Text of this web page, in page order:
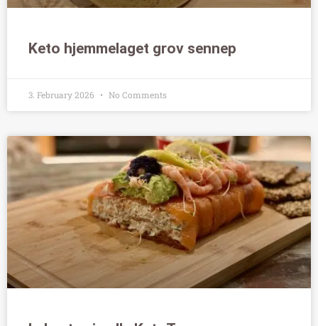
Keto hjemmelaget grov sennep
3. February 2026 No Comments